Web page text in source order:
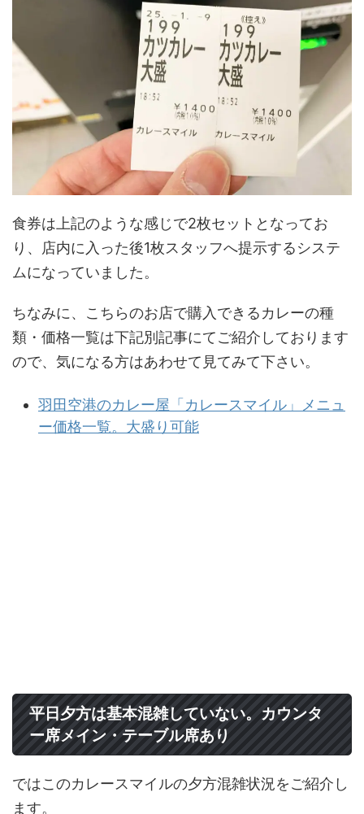
食券は上記のような感じで2枚セットとなってお
り、店内に入った後1枚スタッフへ提示するシステ
ムになっていました。
ちなみに、こちらのお店で購入できるカレーの種
類・価格一覧は下記別記事にてご紹介しております
ので、気になる方はあわせて見てみて下さい。
羽田空港のカレー屋「カレースマイル」メニュ
ー価格一覧。大盛り可能
平日夕方は基本混雑していない。カウンタ
ー席メイン・テーブル席あり
ではこのカレースマイルの夕方混雑状況をご紹介し
ます。